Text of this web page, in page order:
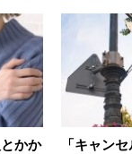
かか
「キャン